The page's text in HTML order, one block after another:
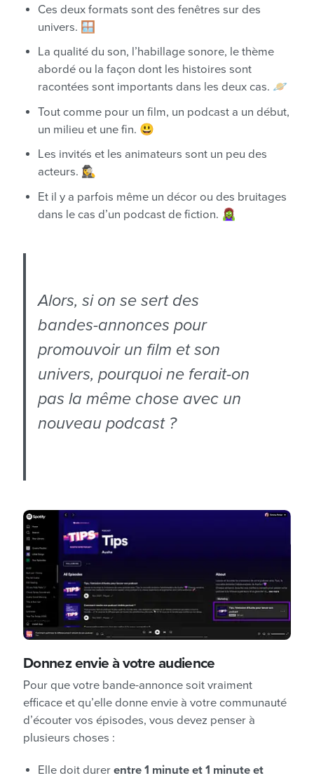
Ces deux formats sont des fenêtres sur des
univers. 🪟
La qualité du son, l’habillage sonore, le thème
abordé ou la façon dont les histoires sont
racontées sont importants dans les deux cas. 🪐
Tout comme pour un film, un podcast a un début,
un milieu et une fin. 😃
Les invités et les animateurs sont un peu des
acteurs. 🕵️‍♀️
Et il y a parfois même un décor ou des bruitages
dans le cas d’un podcast de fiction. 🧟‍♀️
Alors, si on se sert des
bandes-annonces pour
promouvoir un film et son
univers, pourquoi ne ferait-on
pas la même chose avec un
nouveau podcast ?
Donnez envie à votre audience
Pour que votre bande-annonce soit vraiment
efficace et qu’elle donne envie à votre communauté
d’écouter vos épisodes, vous devez penser à
plusieurs choses :
Elle doit durer entre 1 minute et 1 minute et